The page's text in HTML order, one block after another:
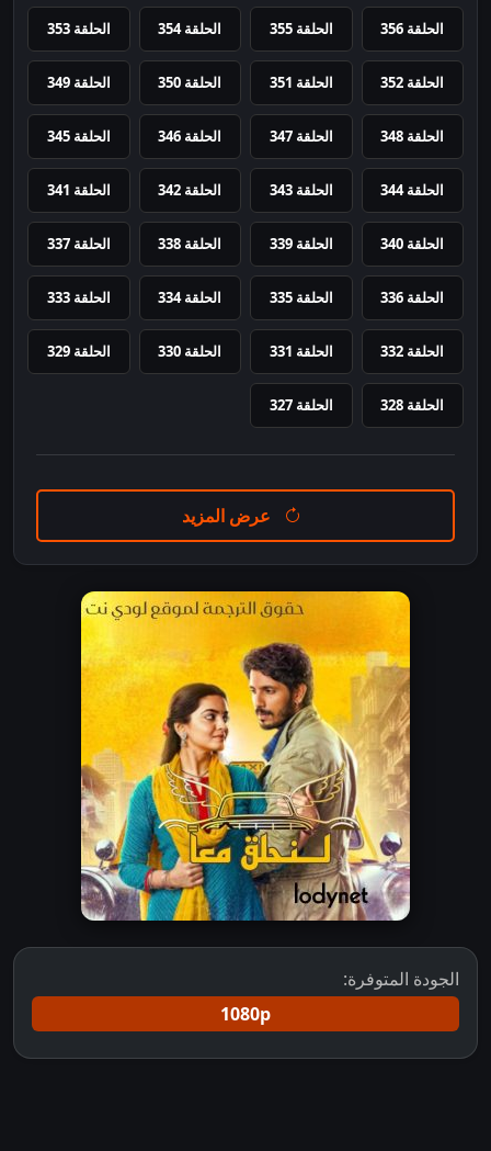
الحلقة 356 الحلقة 355 الحلقة 354 الحلقة 353
الحلقة 352 الحلقة 351 الحلقة 350 الحلقة 349
الحلقة 348 الحلقة 347 الحلقة 346 الحلقة 345
الحلقة 344 الحلقة 343 الحلقة 342 الحلقة 341
الحلقة 340 الحلقة 339 الحلقة 338 الحلقة 337
الحلقة 336 الحلقة 335 الحلقة 334 الحلقة 333
الحلقة 332 الحلقة 331 الحلقة 330 الحلقة 329
الحلقة 328 الحلقة 327
عرض المزيد
الجودة المتوفرة:
1080p